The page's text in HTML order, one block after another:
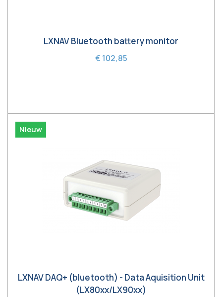
LXNAV Bluetooth battery monitor
€ 102,85
Nieuw
LXNAV DAQ+ (bluetooth) - Data Aquisition Unit
(LX80xx/LX90xx)